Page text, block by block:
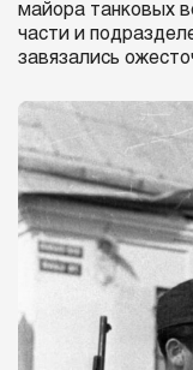
майора танковых
части и
завязались